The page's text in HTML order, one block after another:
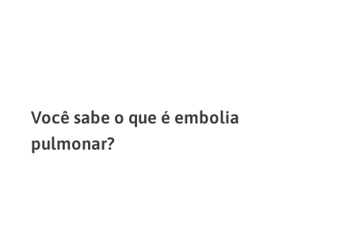
Você sabe o que é embolia
pulmonar?